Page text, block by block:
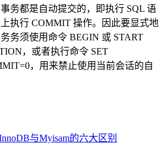
务都是自动提交的，即执行 SQL 语
执行 COMMIT 操作。因此要显式地
务须使用命令 BEGIN 或 START
，或者执行命令 SET
，用来禁止使用当前会话的自
与Myisam的六大区别